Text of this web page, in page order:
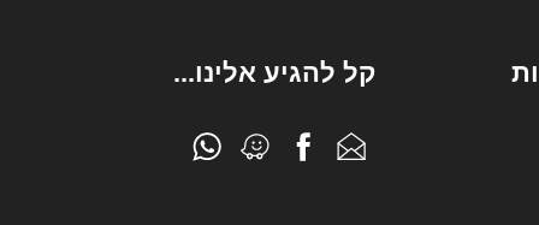
100V
קל להגיע אלינו...